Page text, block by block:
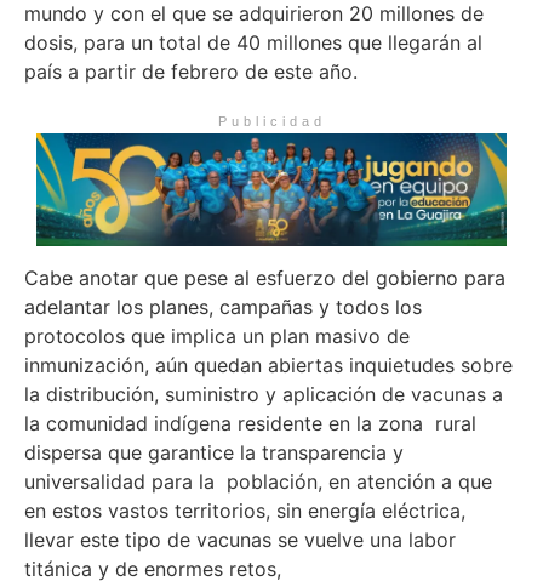
mundo y con el que se adquirieron 20 millones de
dosis, para un total de 40 millones que llegarán al
país a partir de febrero de este año.
Publicidad
Cabe anotar que pese al esfuerzo del gobierno para
adelantar los planes, campañas y todos los
protocolos que implica un plan masivo de
inmunización, aún quedan abiertas inquietudes sobre
la distribución, suministro y aplicación de vacunas a
la comunidad indígena residente en la zona rural
dispersa que garantice la transparencia y
universalidad para la población, en atención a que
en estos vastos territorios, sin energía eléctrica,
llevar este tipo de vacunas se vuelve una labor
titánica y de enormes retos,